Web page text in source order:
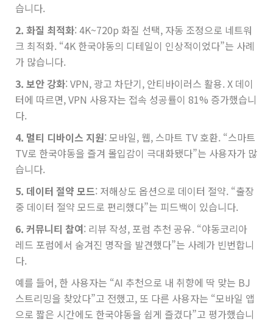
습니다.
2. 화질 최적화: 4K~720p 화질 선택, 자동 조정으로 네트워
크 최적화. “4K 한국야동의 디테일이 인상적이었다”는 사례
가 많습니다.
3. 보안 강화: VPN, 광고 차단기, 안티바이러스 활용. X 데이
터에 따르면, VPN 사용자는 접속 성공률이 81% 증가했습니
다.
4. 멀티 디바이스 지원: 모바일, 웹, 스마트 TV 호환. “스마트
TV로 한국야동을 즐겨 몰입감이 극대화됐다”는 사용자가 많
습니다.
5. 데이터 절약 모드: 저해상도 옵션으로 데이터 절약. “출장
중 데이터 절약 모드로 편리했다”는 피드백이 있습니다.
6. 커뮤니티 참여: 리뷰 작성, 포럼 추천 공유. “야동코리아
레드 포럼에서 숨겨진 명작을 발견했다”는 사례가 빈번합니
다.
예를 들어, 한 사용자는 “AI 추천으로 내 취향에 딱 맞는 BJ
스트리밍을 찾았다”고 전했고, 또 다른 사용자는 “모바일 앱
으로 짧은 시간에도 한국야동을 쉽게 즐겼다”고 평가했습니